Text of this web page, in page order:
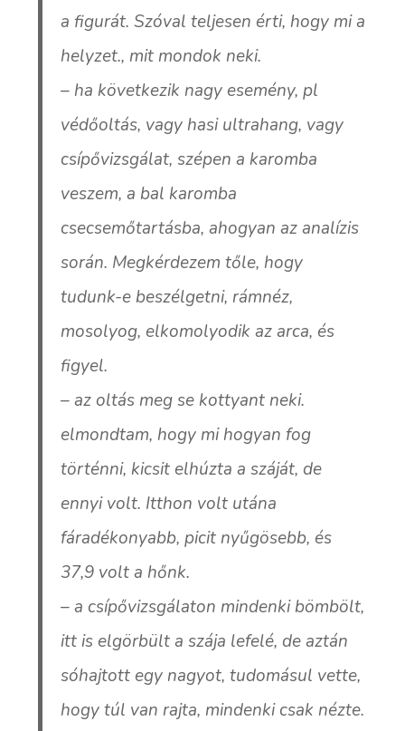
a figurát. Szóval teljesen érti, hogy mi a
helyzet., mit mondok neki.
– ha következik nagy esemény, pl
védőoltás, vagy hasi ultrahang, vagy
csípővizsgálat, szépen a karomba
veszem, a bal karomba
csecsemőtartásba, ahogyan az analízis
során. Megkérdezem tőle, hogy
tudunk-e beszélgetni, rámnéz,
mosolyog, elkomolyodik az arca, és
figyel.
– az oltás meg se kottyant neki.
elmondtam, hogy mi hogyan fog
történni, kicsit elhúzta a száját, de
ennyi volt. Itthon volt utána
fáradékonyabb, picit nyűgösebb, és
37,9 volt a hőnk.
– a csípővizsgálaton mindenki bömbölt,
itt is elgörbült a szája lefelé, de aztán
sóhajtott egy nagyot, tudomásul vette,
hogy túl van rajta, mindenki csak nézte.